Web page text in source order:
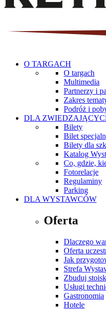
O TARGACH
O targach
Multimedia
Partnerzy i
Zakres
Podróż i
DLA
Bilety
Bilet
Bilety dla
Katalog
Co, gdzie,
Fotorelacje
Regulaminy
Parking
DLA WYSTAWCÓW
Oferta
Dlaczego
Oferta
Jak
Strefa
Zbuduj
Usługi
Gastronomia
Hotele